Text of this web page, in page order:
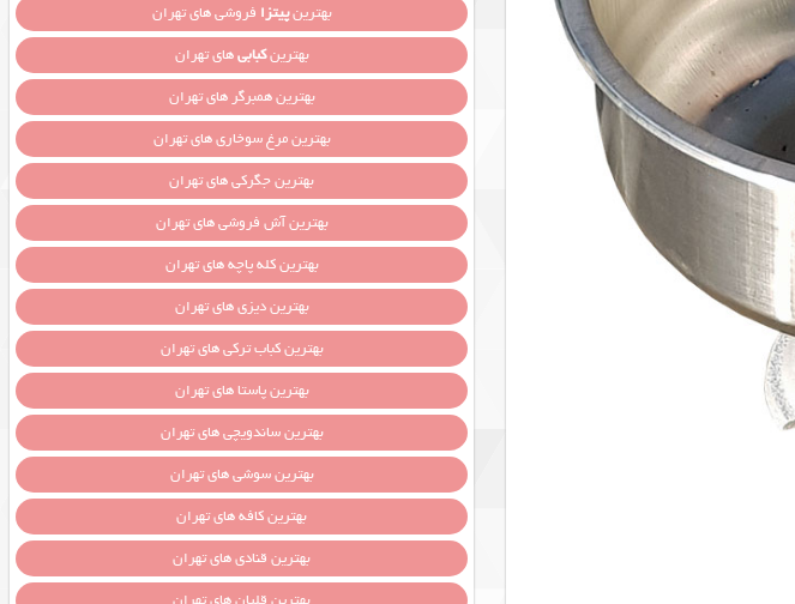
بهترینپیتزا فروشی های تهران
بهترینکبابیهای تهران
بهترین همبرگر های تهران
بهترین مرغ سوخاری های تهران
بهترین جگرکی های تهران
بهترین آش فروشی های تهران
بهترین کله پاچه های تهران
بهترین دیزی های تهران
بهترین کباب ترکی های تهران
بهترین پاستا های تهران
بهترین ساندویچی های تهران
بهترین سوشی های تهران
بهترین کافه های تهران
بهترین قنادی های تهران